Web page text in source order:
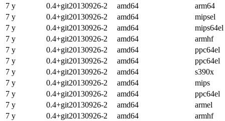
7 y
0.4+git20130926-2 amd64
arm64
7 y
0.4+git20130926-2 amd64
mipsel
7 y
0.4+git20130926-2 amd64
mips64el
7 y
0.4+git20130926-2 amd64
armhf
7 y
0.4+git20130926-2 amd64
ppc64el
7 y
0.4+git20130926-2 amd64
ppc64el
7 y
0.4+git20130926-2 amd64
s390x
7 y
0.4+git20130926-2 amd64
mips
7 y
0.4+git20130926-2 amd64
ppc64el
7 y
0.4+git20130926-2 amd64
armel
7 y
0.4+git20130926-2 amd64
armhf